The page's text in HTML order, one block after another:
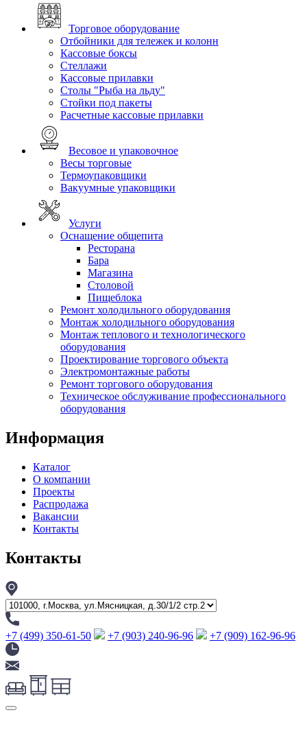
Торговое оборудование
Отбойники для тележек и колонн
Кассовые боксы
Стеллажи
Кассовые прилавки
Столы "Рыба на льду"
Стойки под пакеты
Расчетные кассовые прилавки
Весовое и упаковочное
Весы торговые
Термоупаковщики
Вакуумные упаковщики
Услуги
Оснащение общепита
Ресторана
Бара
Магазина
Столовой
Пищеблока
Ремонт холодильного оборудования
Монтаж холодильного оборудования
Монтаж теплового и технологического
оборудования
Проектирование торгового объекта
Электромонтажные работы
Ремонт торгового оборудования
Техническое обслуживание профессионального
оборудования
Информация
Каталог
О компании
Проекты
Распродажа
Вакансии
Контакты
Контакты
+7 (499) 350-61-50 +7 (903) 240-96-96 +7 (909) 162-96-96